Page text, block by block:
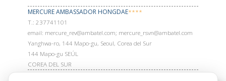
MERCURE AMBASSADOR HONGDAE****
Т.: 237741101
email: mercure_rev@ambatel.com; mercure_rsvn@ambatel.com
Yanghwa-ro, 144 Mapo-gu, Seoul, Corea del Sur
144 Mapo-gu SEÚL
COREA DEL SUR
HILTON GARDEN INN SEUL GANGNAM****